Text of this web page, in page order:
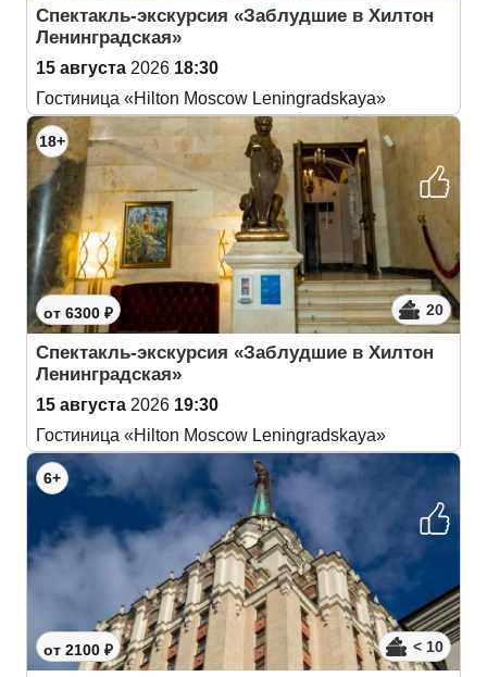
Спектакль-экскурсия «Заблудшие в Хилтон
Ленинградская»
15 августа 2026 18:30
Гостиница «Hilton Moscow Leningradskaya»
18+
от 6300 ₽ 20
Спектакль-экскурсия «Заблудшие в Хилтон
Ленинградская»
15 августа 2026 19:30
Гостиница «Hilton Moscow Leningradskaya»
6+
от 2100 ₽ < 10